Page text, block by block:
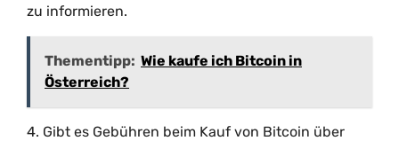
zu informieren.
Thementipp: Wie kaufe ich Bitcoin in
Österreich?
4. Gibt es Gebühren beim Kauf von Bitcoin über